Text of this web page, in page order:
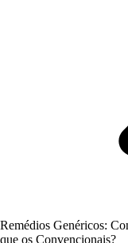
Remédios Genéricos:
que os Convencionais?